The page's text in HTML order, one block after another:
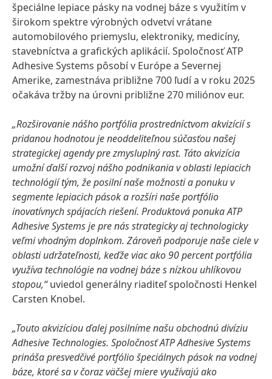
špeciálne lepiace pásky na vodnej báze s využitím v
širokom spektre výrobných odvetví vrátane
automobilového priemyslu, elektroniky, medicíny,
stavebníctva a grafických aplikácií. Spoločnosť ATP
Adhesive Systems pôsobí v Európe a Severnej
Amerike, zamestnáva približne 700 ľudí a v roku 2025
očakáva tržby na úrovni približne 270 miliónov eur.
„Rozširovanie nášho portfólia prostredníctvom akvizícií s
pridanou hodnotou je neoddeliteľnou súčasťou našej
strategickej agendy pre zmysluplný rast. Táto akvizícia
umožní ďalší rozvoj nášho podnikania v oblasti lepiacich
technológií tým, že posilní naše možnosti a ponuku v
segmente lepiacich pások a rozšíri naše portfólio
inovatívnych spájacích riešení. Produktová ponuka ATP
Adhesive Systems je pre nás strategicky aj technologicky
veľmi vhodným doplnkom. Zároveň podporuje naše ciele v
oblasti udržateľnosti, keďže viac ako 90 percent portfólia
využíva technológie na vodnej báze s nízkou uhlíkovou
stopou,“uviedol generálny riaditeľ spoločnosti Henkel
Carsten Knobel.
„Touto akvizíciou ďalej posilníme našu obchodnú divíziu
Adhesive Technologies. Spoločnosť ATP Adhesive Systems
prináša presvedčivé portfólio špeciálnych pások na vodnej
báze, ktoré sa v čoraz väčšej miere využívajú ako